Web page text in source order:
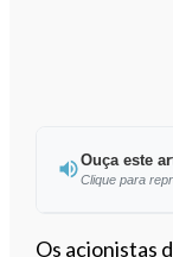
Ouça este
Clique para
Os acionistas